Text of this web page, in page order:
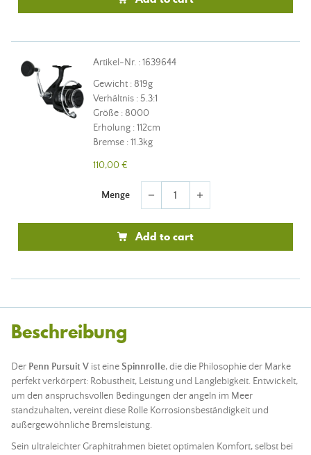
Artikel-Nr. : 1639644
Gewicht : 819g
Verhältnis : 5.3:1
Größe : 8000
Erholung : 112cm
Bremse : 11.3kg
110,00 €
Menge remove add
Add to cart
Beschreibung
Der Penn Pursuit V ist eineSpinnrolle, die die Philosophie der Marke
perfekt verkörpert: Robustheit, Leistung und Langlebigkeit. Entwickelt,
um den anspruchsvollen Bedingungen der angeln im Meer
standzuhalten, vereint diese Rolle Korrosionsbeständigkeit und
außergewöhnliche Bremsleistung.
Sein ultraleichter Graphitrahmen bietet optimalen Komfort, selbst bei